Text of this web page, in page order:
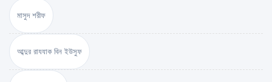
মাসুদ শরীফ
আব্দুর রাযযাক বিন ইউসুফ